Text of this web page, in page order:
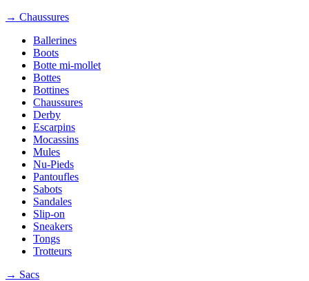
→ Chaussures
Ballerines
Boots
Botte mi-mollet
Bottes
Bottines
Chaussures
Derby
Escarpins
Mocassins
Mules
Nu-Pieds
Pantoufles
Sabots
Sandales
Slip-on
Sneakers
Tongs
Trotteurs
→ Sacs